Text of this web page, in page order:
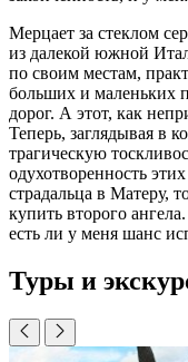
Мерцает за стеклом
из далекой южной
по своим местам,
больших и маленьких
дорог. А этот, как
Теперь, заглядывая в
трагическую
одухотворенность
страдальца в Матеру,
купить второго
есть ли у меня шанс
Туры и